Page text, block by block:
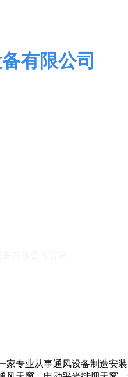
有限公司
家专业从事通风设备制造安